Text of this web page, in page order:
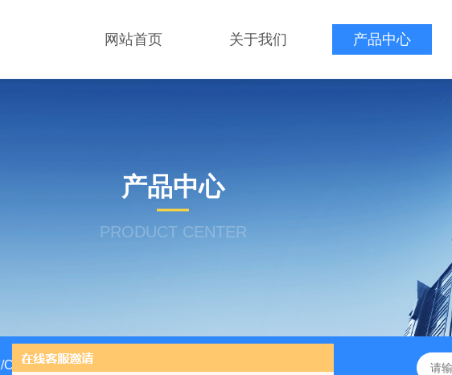
网站首页 关于我们 产品中心
产品中心
PRODUCT CENTER
4000 美国Corning 384孔细胞培养板